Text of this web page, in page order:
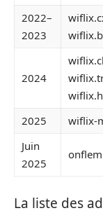
2022–
2023
2024
2025
wiflix-
Juin
2025
La liste des